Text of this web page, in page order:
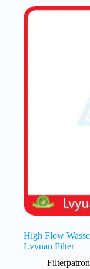
High Flow
Lvyuan Filter